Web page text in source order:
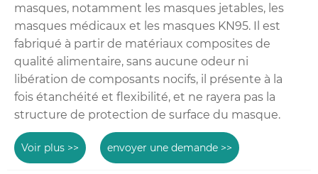
masques, notamment les masques jetables, les
masques médicaux et les masques KN95. Il est
fabriqué à partir de matériaux composites de
qualité alimentaire, sans aucune odeur ni
libération de composants nocifs, il présente à la
fois étanchéité et flexibilité, et ne rayera pas la
structure de protection de surface du masque.
Voir plus >> envoyer une demande >>